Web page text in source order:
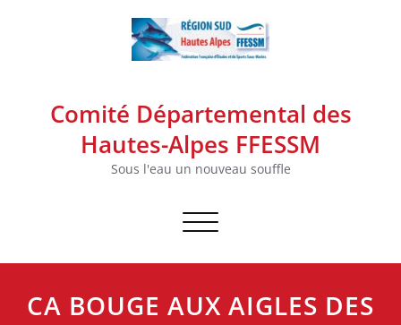
Comité Départemental des
Hautes-Alpes FFESSM
Sous l'eau un nouveau souffle
Afficher/masquer la navigation
CA BOUGE AUX AIGLES DES